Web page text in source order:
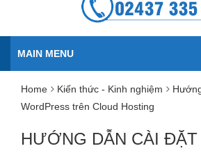
MAIN MENU
Home Kiến thức - Kinh nghiệm
WordPress trên Cloud Hosting
HƯỚNG DẪN CÀI ĐẶT